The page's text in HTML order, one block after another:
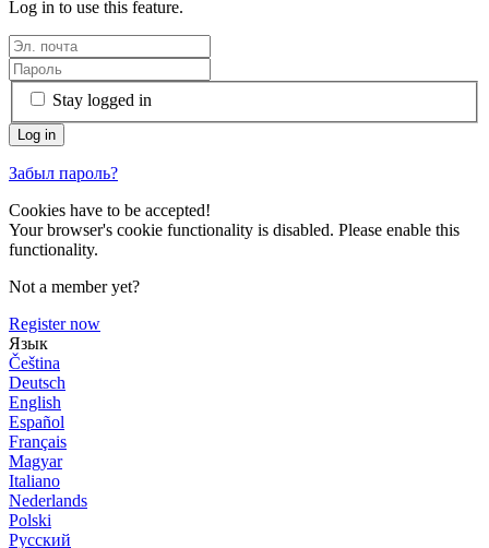
Log in to use this feature.
Stay logged in
Забыл пароль?
Cookies have to be accepted!
Your browser's cookie functionality is disabled. Please enable this
functionality.
Not a member yet?
Register now
Язык
Čeština
Deutsch
English
Español
Français
Magyar
Italiano
Nederlands
Polski
Русский